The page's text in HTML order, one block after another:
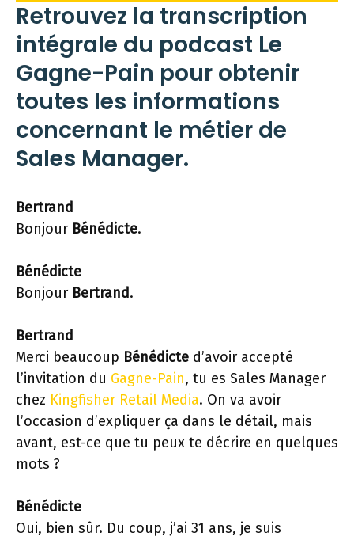
Retrouvez la transcription
intégrale du podcast Le
Gagne-Pain pour obtenir
toutes les informations
concernant le métier de
Sales Manager.
Bertrand
Bonjour Bénédicte.
Bénédicte
Bonjour Bertrand.
Bertrand
Merci beaucoup Bénédicte d’avoir accepté
l’invitation du Gagne-Pain, tu es Sales Manager
chez Kingfisher Retail Media. On va avoir
l’occasion d’expliquer ça dans le détail, mais
avant, est-ce que tu peux te décrire en quelques
mots ?
Bénédicte
Oui, bien sûr. Du coup, j’ai 31 ans, je suis